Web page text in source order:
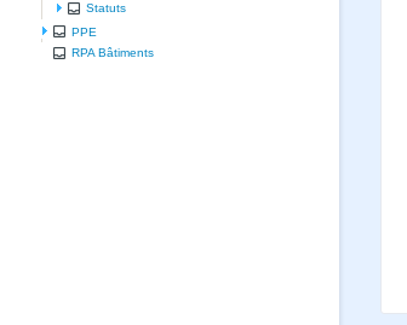
Statuts
PPE
RPA Bâtiments